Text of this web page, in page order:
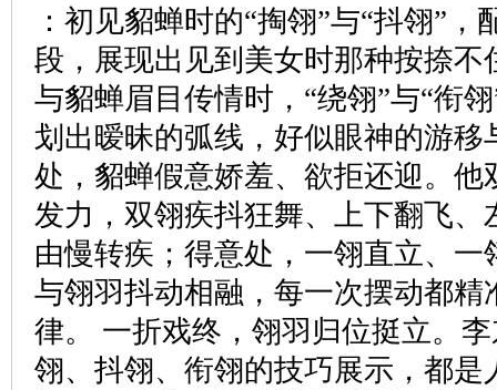
：初见貂蝉时的“掏翎”与“抖翎”，
段，展现出见到美女时那种按捺不
与貂蝉眉目传情时，“绕翎”与“衔
划出暧昧的弧线，好似眼神的游移
处，貂蝉假意娇羞、欲拒还迎。他
发力，双翎疾抖狂舞、上下翻飞、
由慢转疾；得意处，一翎直立、一
与翎羽抖动相融，每一次摆动都精
律。 一折戏终，翎羽归位挺立。
翎、抖翎、衔翎的技巧展示，都是